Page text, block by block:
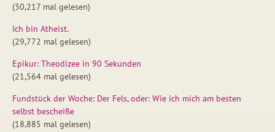
(30,217 mal gelesen)
Ich bin Atheist.
(29,772 mal gelesen)
Epikur: Theodizee in 90 Sekunden
(21,564 mal gelesen)
Fundstück der Woche: Der Fels, oder: Wie ich mich am besten
selbst bescheiße
(18,885 mal gelesen)